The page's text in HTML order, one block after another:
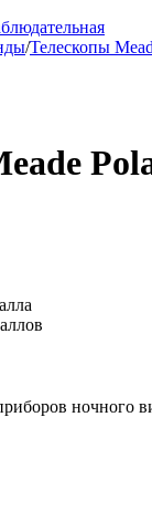
/Телескопы
ночного